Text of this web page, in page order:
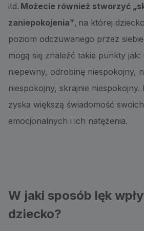
itd. Możecie również stworzyć
zaniepokojenia”, na której
poziom odczuwanego przez
mogą się znaleźć takie punkty
niepewny, odrobinę niespokojny,
niespokojny, skrajnie niespokojny.
zyska większą świadomość
emocjonalnych i ich natężenia.
W jaki sposób lęk
dziecko?